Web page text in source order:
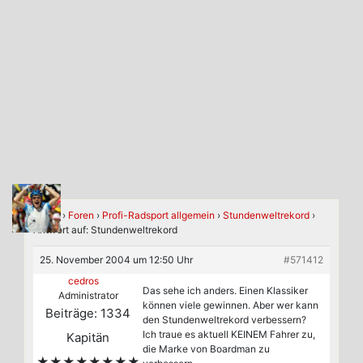
Home › Foren › Profi-Radsport allgemein › Stundenweltrekord ›
Antwort auf: Stundenweltrekord
25. November 2004 um 12:50 Uhr
#571412
cedros
Administrator
Beiträge: 1334
Kapitän
Das sehe ich anders. Einen Klassiker
können viele gewinnen. Aber wer kann
den Stundenweltrekord verbessern?
Ich traue es aktuell KEINEM Fahrer zu,
die Marke von Boardman zu